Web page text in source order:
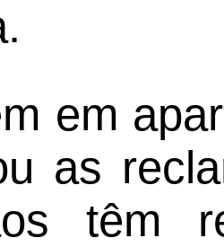
em
as
têm